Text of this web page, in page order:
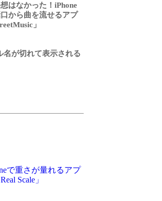
はなかった！iPhone
から曲を流せるアプ
」
名が切れて表示される
で重さが量れるアプ
Scale」